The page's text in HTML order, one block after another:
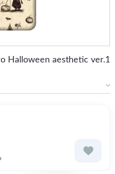
Halloween aesthetic ver.1